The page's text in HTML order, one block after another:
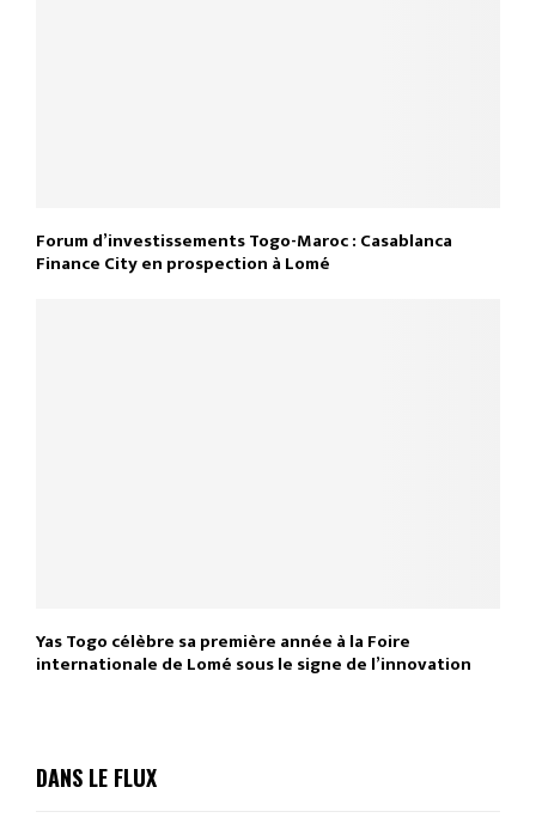
Forum d’investissements Togo-Maroc : Casablanca
Finance City en prospection à Lomé
Yas Togo célèbre sa première année à la Foire
internationale de Lomé sous le signe de l’innovation
DANS LE FLUX